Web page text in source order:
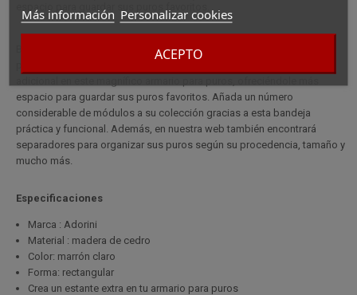
Más información Personalizar cookies
ACEPTO
espacio para guardar sus puros favoritos.
Bandeja de madera de cedro especialmente diseñada para el armario
espacio para guardar sus puros favoritos. Añada un número
considerable de módulos a su colección gracias a esta bandeja
práctica y funcional. Además, en nuestra web también encontrará
separadores para organizar sus puros según su procedencia, tamaño y
mucho más.
Especificaciones
Marca : Adorini
Material : madera de cedro
Color: marrón claro
Forma: rectangular
Crea un estante extra en tu armario para puros